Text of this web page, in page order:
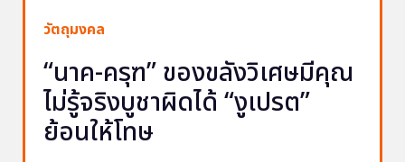
วัตถุมงคล
“นาค-ครุฑ” ของขลังวิเศษมีคุณ
ไม่รู้จริงบูชาผิดได้ “งูเปรต”
ย้อนให้โทษ